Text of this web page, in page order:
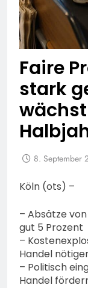
Faire
stark
8. September
Köln (ots) –
– Absätze
gut 5 Prozent
–
Handel
– Politisch
Handel